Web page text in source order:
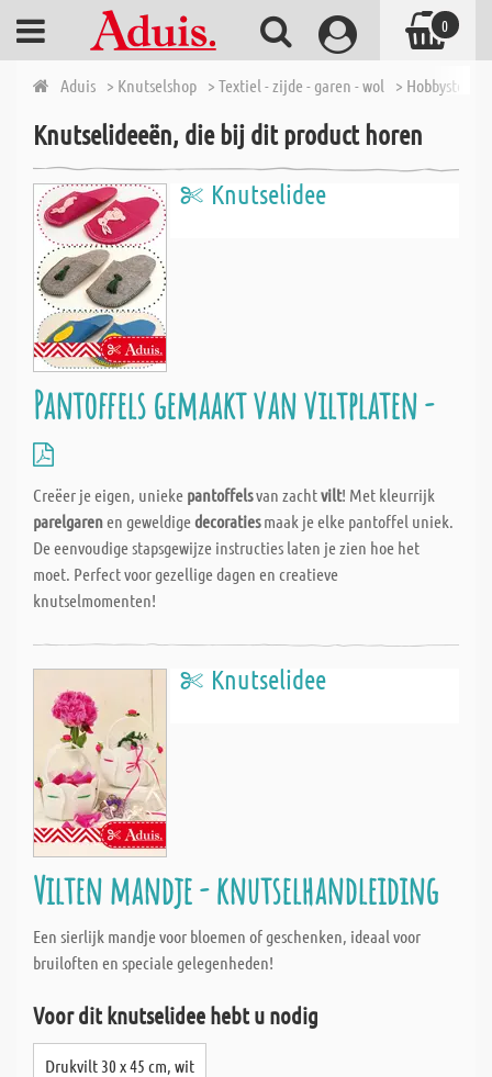
Aduis > Knutselshop > Textiel - zijde - garen - wol > Hobbystoffen
Knutselideeën, die bij dit product horen
Knutselidee
Pantoffels gemaakt van viltplaten -
Creëer je eigen, unieke pantoffelsvan zachtvilt! Met kleurrijk
parelgarenen geweldigedecoratiesmaak je elke pantoffel uniek.
De eenvoudige stapsgewijze instructies laten je zien hoe het
moet. Perfect voor gezellige dagen en creatieve
knutselmomenten!
Knutselidee
Vilten mandje - knutselhandleiding
Een sierlijk mandje voor bloemen of geschenken, ideaal voor
bruiloften en speciale gelegenheden!
Voor dit knutselidee hebt u nodig
Drukvilt 30 x 45 cm, wit
0